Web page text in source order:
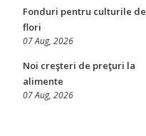
Fonduri pentru culturile de
flori
07 Aug, 2026
Noi creşteri de preţuri la
alimente
07 Aug, 2026